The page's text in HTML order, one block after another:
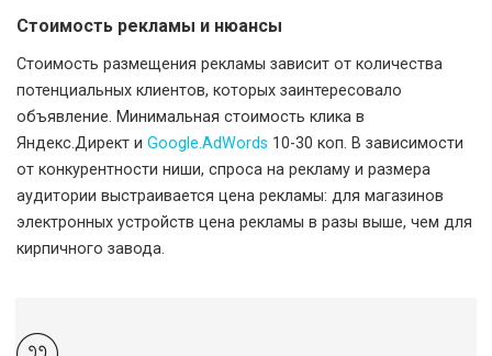
Стоимость рекламы и нюансы
Стоимость размещения рекламы зависит от количества
потенциальных клиентов, которых заинтересовало
объявление. Минимальная стоимость клика в
Яндекс.Директ и Google.AdWords 10-30 коп. В зависимости
от конкурентности ниши, спроса на рекламу и размера
аудитории выстраивается цена рекламы: для магазинов
электронных устройств цена рекламы в разы выше, чем для
кирпичного завода.